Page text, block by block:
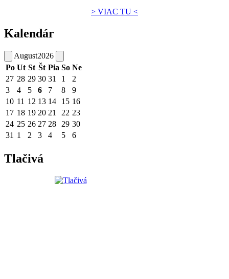
> VIAC TU <
Kalendár
August2026
Po Ut St Št Pia So Ne
27 28 29 30 31 1
2
3
4 5 6 7 8
9
10 11 12 13 14 15 16
17 18 19 20 21 22 23
24 25 26 27 28 29 30
31 1 2 3 4 5 6
Tlačivá